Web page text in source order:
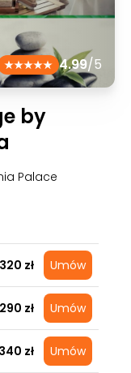
4.99/5
by
Palace
320 zł Umów
290 zł Umów
340 zł Umów